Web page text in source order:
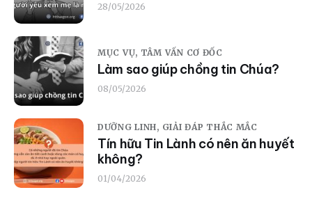
28/05/2026
MỤC VỤ, TÂM VẤN CƠ ĐỐC
Làm sao giúp chồng tin Chúa?
08/05/2026
DƯỠNG LINH, GIẢI ĐÁP THẮC MẮC
Tín hữu Tin Lành có nên ăn huyết
không?
01/04/2026